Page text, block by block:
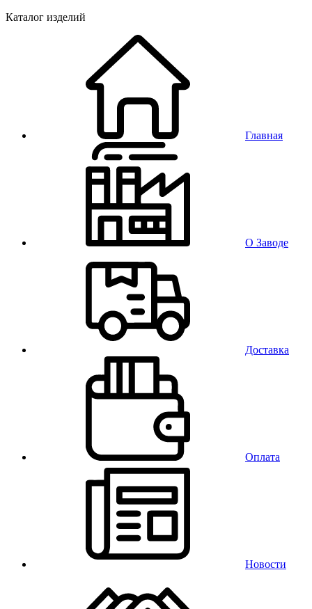
Каталог изделий
Главная
О Заводе
Доставка
Оплата
Новости